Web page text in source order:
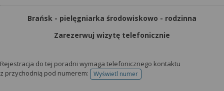
Brańsk - pielęgniarka środowiskowo - rodzinna
Zarezerwuj wizytę telefonicznie
Rejestracja do tej poradni wymaga telefonicznego kontaktu
z przychodnią pod numerem:
Wyświetl numertelefonu do rejestracji